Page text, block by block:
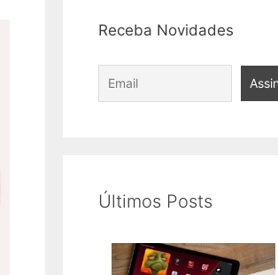
Receba Novidades
Últimos Posts